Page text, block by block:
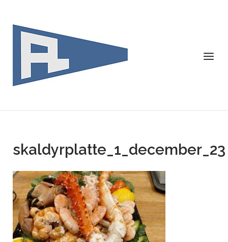
content
Menu
skaldyrplatte_1_december_23